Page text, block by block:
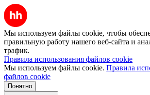
Мы используем файлы cookie, чтобы
правильную работу нашего веб-сайта и
трафик.
Правила использования файлов cookie
Мы используем файлы cookie. Правила
файлов cookie
Понятно